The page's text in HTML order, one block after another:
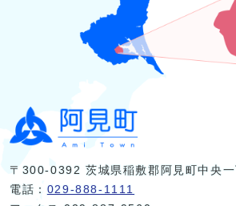
〒300-0392 茨城県稲敷郡阿見町中央
電話： 029-888-1111